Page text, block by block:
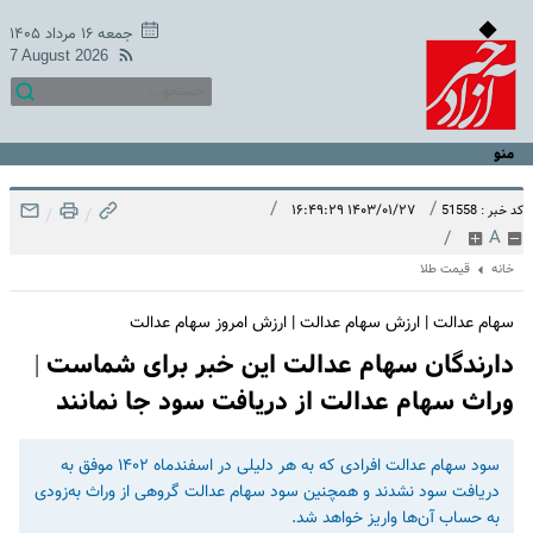
جمعه ۱۶ مرداد ۱۴۰۵
7 August 2026
منو
کد خبر : 51558 / ۱۴۰۳/۰۱/۲۷ ۱۶:۴۹:۲۹ /
A
/
/
/
خانه قیمت طلا
سهام عدالت | ارزش سهام عدالت | ارزش امروز سهام عدالت
دارندگان سهام عدالت این خبر برای شماست |
وراث سهام عدالت از دریافت سود جا نمانند
سود سهام عدالت افرادی که به هر دلیلی در اسفندماه ۱۴۰۲ موفق به
دریافت سود نشدند و همچنین سود سهام عدالت گروهی از وراث به‌زودی
به حساب آن‌ها واریز خواهد شد.